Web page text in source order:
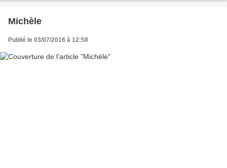
Michèle
Publié le 03/07/2016 à 12:58